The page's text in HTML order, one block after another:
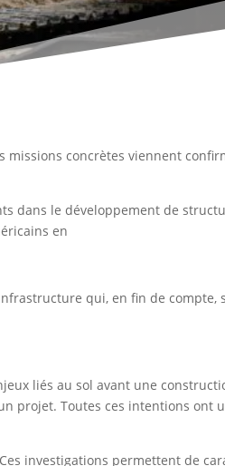
missions concrètes viennent
dans le développement de
en
qui, en fin de compte,
liés au sol avant une
projet. Toutes ces intentions ont
investigations permettent de